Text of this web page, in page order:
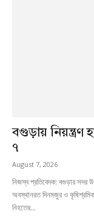
বগুড়ায় নিয়ন্ত্রণ
৭
August 7, 2026
নিজস্ব প্রতিবেদক: বগুড়ার সদর
অবস্থানরত দিনমজুর ও
নিহতের...